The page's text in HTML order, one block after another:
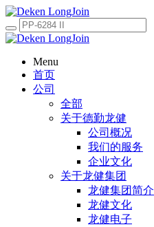
Menu
首页
公司
全部
关于德勤龙健
公司概况
我们的服务
企业文化
关于龙健集团
龙健集团简介
龙健文化
龙健电子